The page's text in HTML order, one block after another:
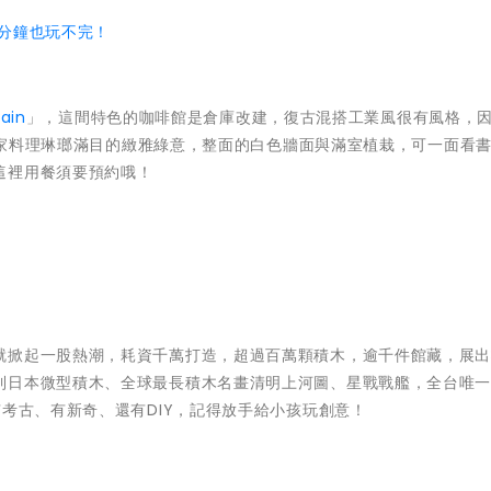
鐘也玩不完！
」，這間特色的咖啡館是倉庫改建，復古混搭工業風很有風格，
理琳瑯滿目的緻雅綠意，整面的白色牆面與滿室植栽，可一面看
用餐須要預約哦！
起一股熱潮，耗資千萬打造，超過百萬顆積木，逾千件館藏，展
本微型積木、全球最長積木名畫清明上河圖、星戰戰艦，全台唯
古、有新奇、還有DIY，記得放手給小孩玩創意！